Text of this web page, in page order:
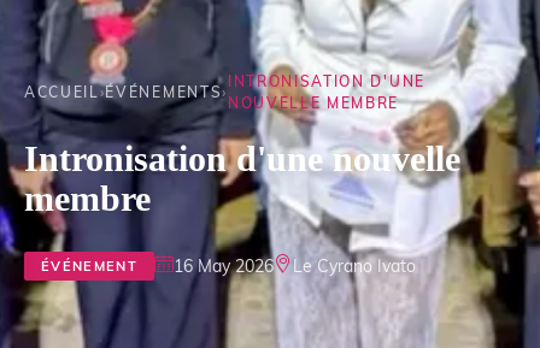
ACCUEIL›ÉVÉNEMENTS›
INTRONISATION D'UNE
NOUVELLE MEMBRE
Intronisation d'une nouvelle
membre
ÉVÉNEMENT 16 May 2026 Le Cyrano Ivato